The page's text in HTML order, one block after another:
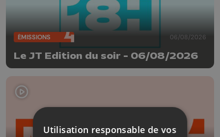
ÉMISSIONS 06/08/2026
Le JT Edition du soir - 06/08/2026
Utilisation responsable de vos